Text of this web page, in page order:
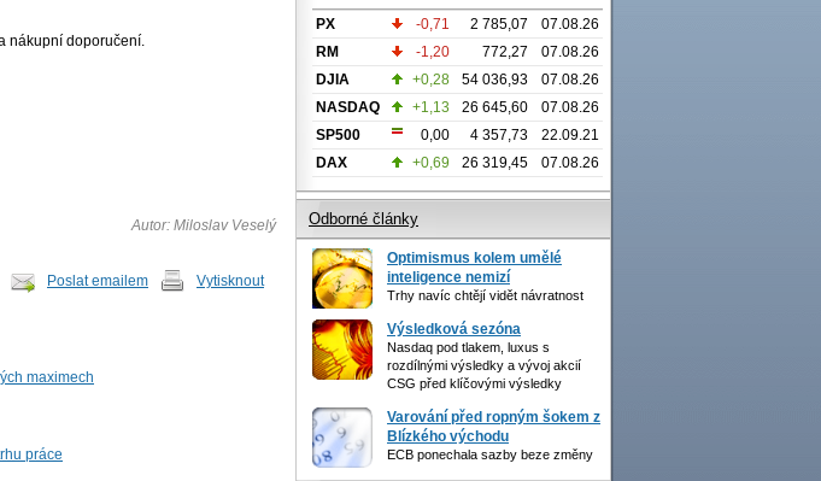
nákupní doporučení.
Autor: Miloslav Veselý
Poslat emailem Vytisknout
maximech
práce
PX -0,71 2 785,07
07.08.26
RM
-1,20 772,27
07.08.26
DJIA
+0,28 54 036,93
07.08.26
NASDAQ
+1,13 26 645,60
07.08.26
SP500
0,00 4 357,73
22.09.21
DAX
+0,69 26 319,45 07.08.26
Odborné články
Optimismus kolem umělé
inteligence nemizí
Trhy navíc chtějí vidět návratnost
Výsledková sezóna
Nasdaq pod tlakem, luxus s
rozdílnými výsledky a vývoj akcií
CSG před klíčovými výsledky
Varování před ropným šokem z
Blízkého východu
ECB ponechala sazby beze změny